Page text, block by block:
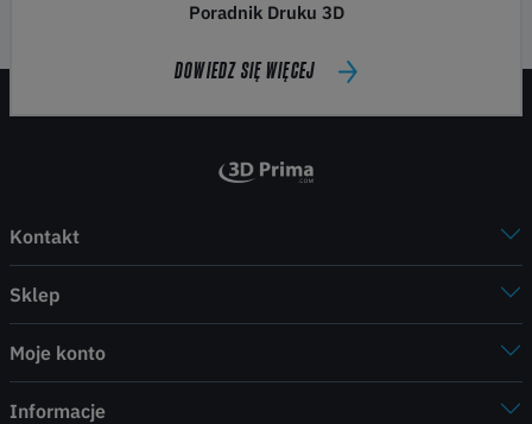
Poradnik Druku 3D
DOWIEDZ SIĘ WIĘCEJ
Kontakt
Sklep
Moje konto
Informacje